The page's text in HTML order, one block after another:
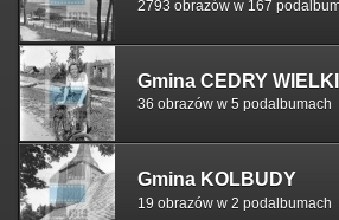
2793 obrazów w 167
Gmina CEDRY
36 obrazów w 5 podalbumach
Gmina KOLBUDY
19 obrazów w 2 podalbumach